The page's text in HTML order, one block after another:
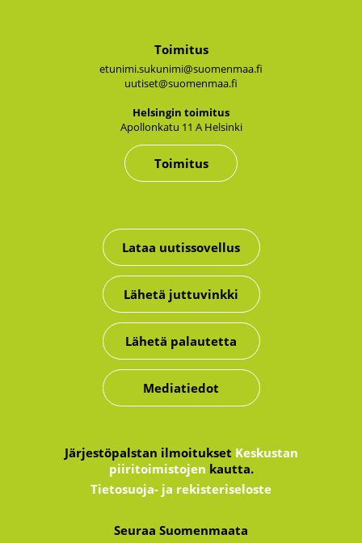
Toimitus
etunimi.sukunimi@suomenmaa.fi
uutiset@suomenmaa.fi
Hel­sin­gin toi­mi­tus
Apol­lon­ka­tu 11 A Hel­sin­ki
Toimitus
Lataa uutissovellus
Lähetä juttuvinkki
Lähetä palautetta
Mediatiedot
Järjestöpalstan ilmoitukset Keskustan
piiritoimistojen kautta.
Tietosuoja- ja rekisteriseloste
Seuraa Suomenmaata